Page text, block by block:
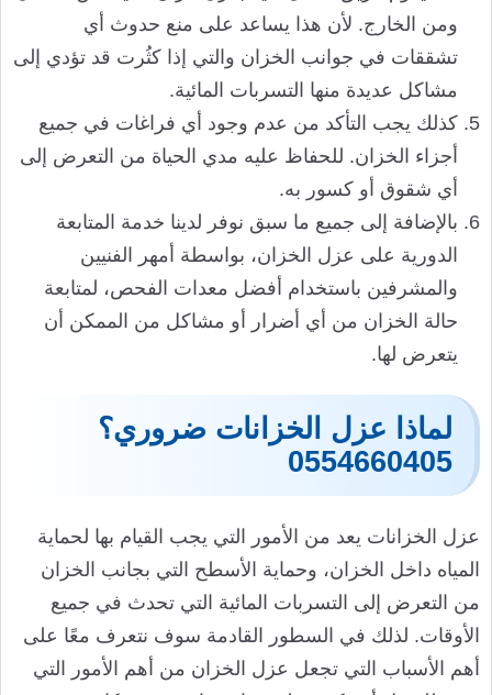
ومن الخارج. لأن هذا يساعد على منع حدوث أي
تشققات في جوانب الخزان والتي إذا كثُرت قد تؤدي إلى
مشاكل عديدة منها التسربات المائية.
كذلك يجب التأكد من عدم وجود أي فراغات في جميع
أجزاء الخزان. للحفاظ عليه مدي الحياة من التعرض إلى
أي شقوق أو كسور به.
بالإضافة إلى جميع ما سبق نوفر لدينا خدمة المتابعة
الدورية على عزل الخزان، بواسطة أمهر الفنيين
والمشرفين باستخدام أفضل معدات الفحص، لمتابعة
حالة الخزان من أي أضرار أو مشاكل من الممكن أن
يتعرض لها.
لماذا عزل الخزانات ضروري؟
0554660405
عزل الخزانات يعد من الأمور التي يجب القيام بها لحماية
المياه داخل الخزان، وحماية الأسطح التي بجانب الخزان
من التعرض إلى التسربات المائية التي تحدث في جميع
الأوقات. لذلك في السطور القادمة سوف نتعرف معًا على
أهم الأسباب التي تجعل عزل الخزان من أهم الأمور التي